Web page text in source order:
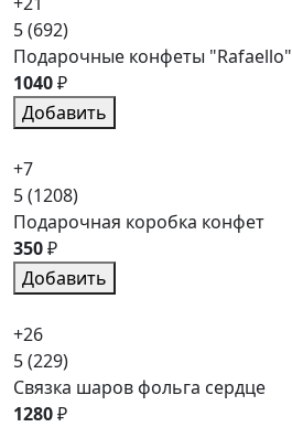
5(692)
Подарочные конфеты "Rafaello"
1040₽
Добавить
+7
5(1208)
Подарочная коробка конфет
350₽
Добавить
+26
5(229)
Связка шаров фольга сердце
1280₽